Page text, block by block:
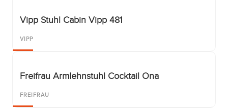
Vipp Stuhl Cabin Vipp 481
VIPP
Freifrau Armlehnstuhl Cocktail Ona
FREIFRAU